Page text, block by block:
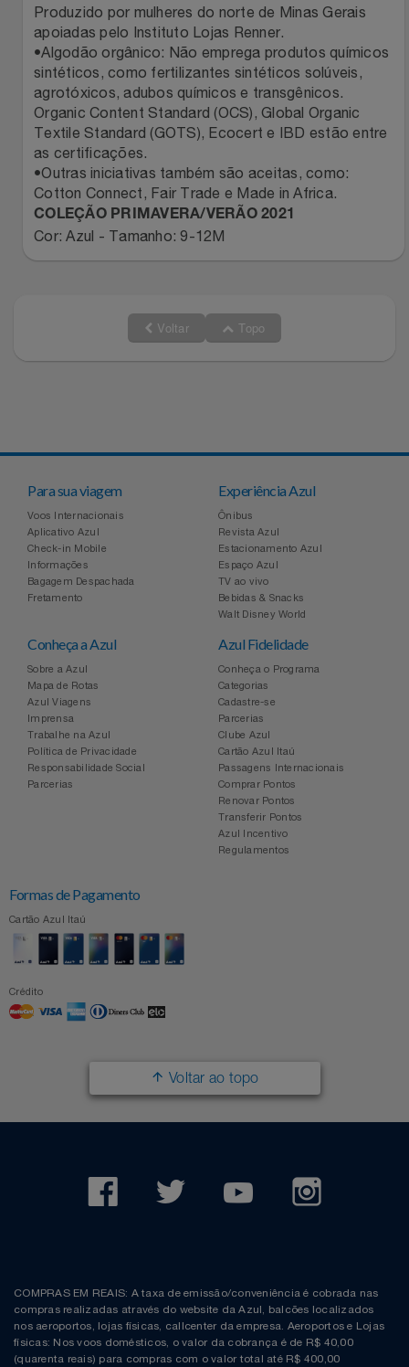
Produzido por mulheres do norte de Minas Gerais
apoiadas pelo Instituto Lojas Renner.
•Algodão orgânico: Não emprega produtos químicos
sintéticos, como fertilizantes sintéticos solúveis,
agrotóxicos, adubos químicos e transgênicos.
Organic Content Standard (OCS), Global Organic
Textile Standard (GOTS), Ecocert e IBD estão entre
as certificações.
•Outras iniciativas também são aceitas, como:
Cotton Connect, Fair Trade e Made in Africa.
COLEÇÃO PRIMAVERA/VERÃO 2021
Cor: Azul - Tamanho: 9-12M
Voltar Topo
Para sua viagem
Voos Internacionais
Aplicativo Azul
Check-in Mobile
Informações
Bagagem Despachada
Fretamento
Experiência Azul
Ônibus
Revista Azul
Estacionamento Azul
Espaço Azul
TV ao vivo
Bebidas & Snacks
Walt Disney World
Conheça a Azul
Sobre a Azul
Mapa de Rotas
Azul Viagens
Imprensa
Trabalhe na Azul
Política de Privacidade
Responsabilidade Social
Parcerias
Azul Fidelidade
Conheça o Programa
Categorias
Cadastre-se
Parcerias
Clube Azul
Cartão Azul Itaú
Passagens Internacionais
Comprar Pontos
Renovar Pontos
Transferir Pontos
Azul Incentivo
Regulamentos
Formas de Pagamento
Cartão Azul Itaú
Crédito
Voltar ao topo
COMPRAS EM REAIS: A taxa de emissão/conveniência é cobrada nas
compras realizadas através do website da Azul, balcões localizados
nos aeroportos, lojas físicas, callcenter da empresa. Aeroportos e Lojas
físicas: Nos voos domésticos, o valor da cobrança é de R$ 40,00
(quarenta reais) para compras com o valor total até R$ 400,00